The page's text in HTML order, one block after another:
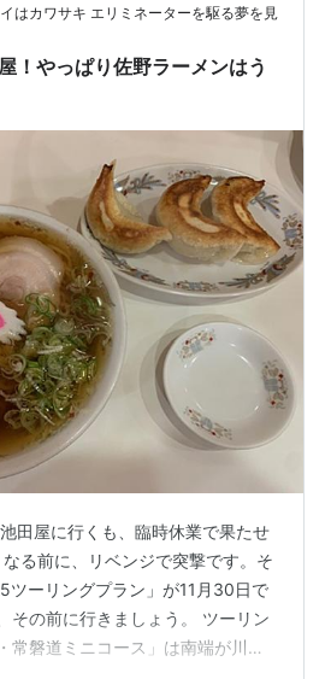
タルカタログも出ています。わた
ょこ…
はカワサキ エリミネーターを駆る夢を見
！やっぱり佐野ラーメンはう
田屋に行くも、臨時休業で果たせ
る前に、リベンジで突撃です。そ
ツーリングプラン」が11月30日で
その前に行きましょう。 ツーリン
常磐道ミニコース」は南端が川口